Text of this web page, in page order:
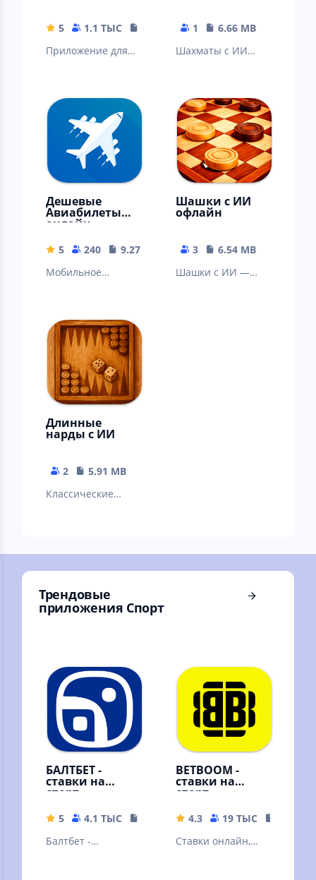
5 1.1 ТЫС
Приложение для
авиабилеты
1
6.66 MB
Шахматы с ИИ
Дешевые
Авиабилеты
онлайн
5 240
9.27 MB
Мобильное
бронирования
авиабилетов
Шашки с ИИ
офлайн
3
6.54 MB
Шашки с ИИ —
Длинные
нарды с ИИ
2
5.91 MB
Классические
Трендовые
приложения Спорт
БАЛТБЕТ -
ставки на
спорт
5 4.1 ТЫС
Балтбет -
BETBOOM -
ставки на
спорт
4.3 19 ТЫС
Ставки онлайн,